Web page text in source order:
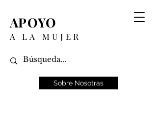
APOYO
A LA MUJER
Sobre Nosotras